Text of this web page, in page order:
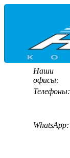
Наши
офисы:
Телефоны:
WhatsApp: